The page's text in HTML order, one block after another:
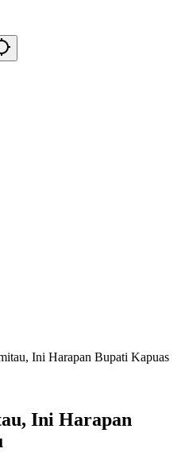
Ini Harapan Bupati Kapuas
Ini Harapan